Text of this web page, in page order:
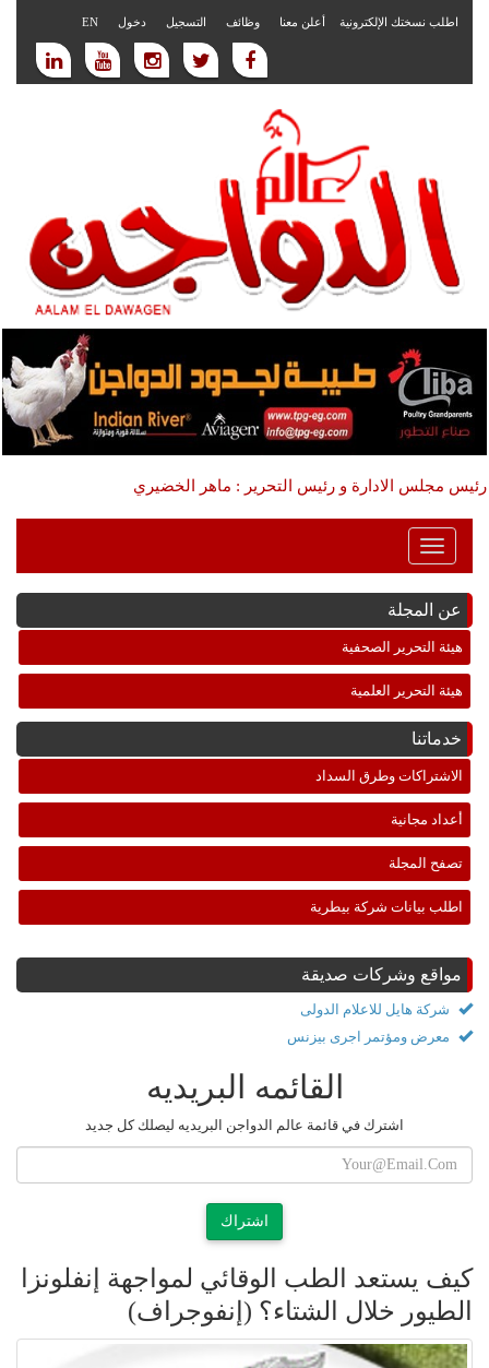
اطلب نسختك الإلكترونية أعلن معنا وظائف التسجيل دخول EN
رئيس مجلس الادارة و رئيس التحرير : ماهر الخضيري
Toggle
Navigation
عن المجلة
هيئة التحرير الصحفية
هيئة التحرير العلمية
خدماتنا
الاشتراكات وطرق السداد
أعداد مجانية
تصفح المجلة
اطلب بيانات شركة بيطرية
مواقع وشركات صديقة
شركة هايل للاعلام الدولى
معرض ومؤتمر اجرى بيزنس
القائمه البريديه
اشترك في قائمة عالم الدواجن البريديه ليصلك كل جديد
اشتراك
كيف يستعد الطب الوقائي لمواجهة إنفلونزا
الطيور خلال الشتاء؟ (إنفوجراف)